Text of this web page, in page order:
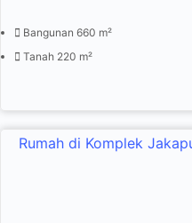
Bangunan 660 m²
Tanah 220 m²
Rumah di Komplek